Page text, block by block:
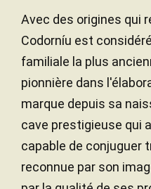
Avec des origines qui
Codorníu est
familiale la plus
pionnière dans
marque depuis sa
cave prestigieuse qui
capable de conjuguer
reconnue par son